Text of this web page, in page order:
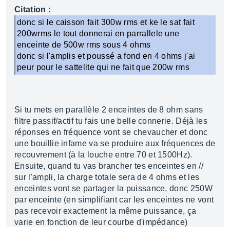
Citation :
donc si le caisson fait 300w rms et ke le sat fait
200wrms le tout donnerai en parrallele une
enceinte de 500w rms sous 4 ohms
donc si l'amplis et poussé a fond en 4 ohms j'ai
peur pour le sattelite qui ne fait que 200w rms
Si tu mets en parallèle 2 enceintes de 8 ohm sans
filtre passif/actif tu fais une belle connerie. Déjà les
réponses en fréquence vont se chevaucher et donc
une bouillie infame va se produire aux fréquences de
recouvrement (à la louche entre 70 et 1500Hz).
Ensuite, quand tu vas brancher tes enceintes en //
sur l'ampli, la charge totale sera de 4 ohms et les
enceintes vont se partager la puissance, donc 250W
par enceinte (en simplifiant car les enceintes ne vont
pas recevoir exactement la même puissance, ça
varie en fonction de leur courbe d'impédance)